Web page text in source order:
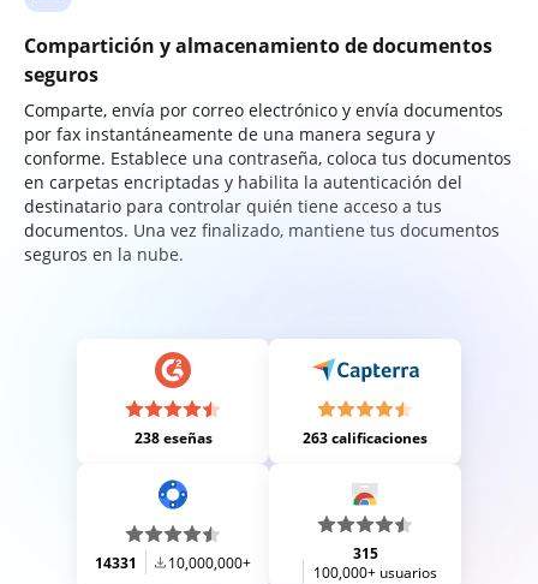
Compartición y almacenamiento de documentos
seguros
Comparte, envía por correo electrónico y envía documentos
por fax instantáneamente de una manera segura y
conforme. Establece una contraseña, coloca tus documentos
en carpetas encriptadas y habilita la autenticación del
destinatario para controlar quién tiene acceso a tus
documentos. Una vez finalizado, mantiene tus documentos
seguros en la nube.
238 eseñas 263 calificaciones
14331 10,000,000+
315
100,000+ usuarios